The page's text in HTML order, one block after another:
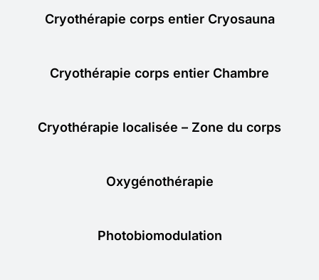
Cryothérapie corps entier Cryosauna
Cryothérapie corps entier Chambre
Cryothérapie localisée – Zone du corps
Oxygénothérapie
Photobiomodulation